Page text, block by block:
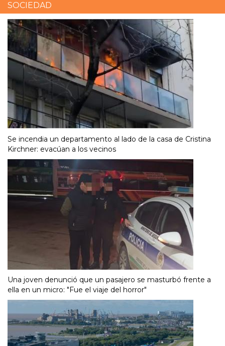
SOCIEDAD
Se incendia un departamento al lado de la casa de Cristina
Kirchner: evacúan a los vecinos
Una joven denunció que un pasajero se masturbó frente a
ella en un micro: "Fue el viaje del horror"